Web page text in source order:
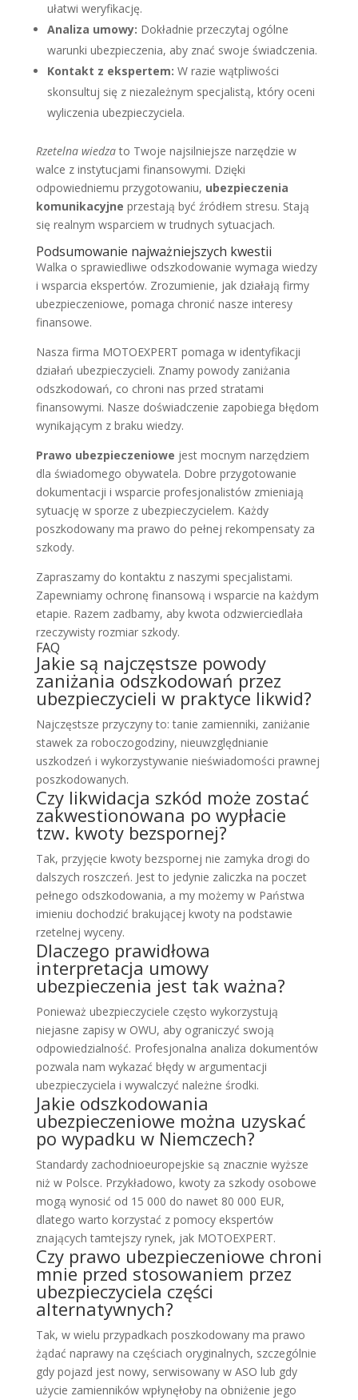
ułatwi weryfikację.
Analiza umowy: Dokładnie przeczytaj ogólne
warunki ubezpieczenia, aby znać swoje świadczenia.
Kontakt z ekspertem: W razie wątpliwości
skonsultuj się z niezależnym specjalistą, który oceni
wyliczenia ubezpieczyciela.
Rzetelna wiedzato Twoje najsilniejsze narzędzie w
walce z instytucjami finansowymi. Dzięki
odpowiedniemu przygotowaniu, ubezpieczenia
komunikacyjne przestają być źródłem stresu. Stają
się realnym wsparciem w trudnych sytuacjach.
Podsumowanie najważniejszych kwestii
Walka o sprawiedliwe odszkodowanie wymaga wiedzy
i wsparcia ekspertów. Zrozumienie, jak działają firmy
ubezpieczeniowe, pomaga chronić nasze interesy
finansowe.
Nasza firma MOTOEXPERT pomaga w identyfikacji
działań ubezpieczycieli. Znamy powody zaniżania
odszkodowań, co chroni nas przed stratami
finansowymi. Nasze doświadczenie zapobiega błędom
wynikającym z braku wiedzy.
Prawo ubezpieczeniowe jest mocnym narzędziem
dla świadomego obywatela. Dobre przygotowanie
dokumentacji i wsparcie profesjonalistów zmieniają
sytuację w sporze z ubezpieczycielem. Każdy
poszkodowany ma prawo do pełnej rekompensaty za
szkody.
Zapraszamy do kontaktu z naszymi specjalistami.
Zapewniamy ochronę finansową i wsparcie na każdym
etapie. Razem zadbamy, aby kwota odzwierciedlała
rzeczywisty rozmiar szkody.
FAQ
Jakie są najczęstsze powody
zaniżania odszkodowań przez
ubezpieczycieli w praktyce likwid?
Najczęstsze przyczyny to: tanie zamienniki, zaniżanie
stawek za roboczogodziny, nieuwzględnianie
uszkodzeń i wykorzystywanie nieświadomości prawnej
poszkodowanych.
Czy likwidacja szkód może zostać
zakwestionowana po wypłacie
tzw. kwoty bezspornej?
Tak, przyjęcie kwoty bezspornej nie zamyka drogi do
dalszych roszczeń. Jest to jedynie zaliczka na poczet
pełnego odszkodowania, a my możemy w Państwa
imieniu dochodzić brakującej kwoty na podstawie
rzetelnej wyceny.
Dlaczego prawidłowa
interpretacja umowy
ubezpieczenia jest tak ważna?
Ponieważ ubezpieczyciele często wykorzystują
niejasne zapisy w OWU, aby ograniczyć swoją
odpowiedzialność. Profesjonalna analiza dokumentów
pozwala nam wykazać błędy w argumentacji
ubezpieczyciela i wywalczyć należne środki.
Jakie odszkodowania
ubezpieczeniowe można uzyskać
po wypadku w Niemczech?
Standardy zachodnioeuropejskie są znacznie wyższe
niż w Polsce. Przykładowo, kwoty za szkody osobowe
mogą wynosić od 15 000 do nawet 80 000 EUR,
dlatego warto korzystać z pomocy ekspertów
znających tamtejszy rynek, jak MOTOEXPERT.
Czy prawo ubezpieczeniowe chroni
mnie przed stosowaniem przez
ubezpieczyciela części
alternatywnych?
Tak, w wielu przypadkach poszkodowany ma prawo
żądać naprawy na częściach oryginalnych, szczególnie
gdy pojazd jest nowy, serwisowany w ASO lub gdy
użycie zamienników wpłynęłoby na obniżenie jego